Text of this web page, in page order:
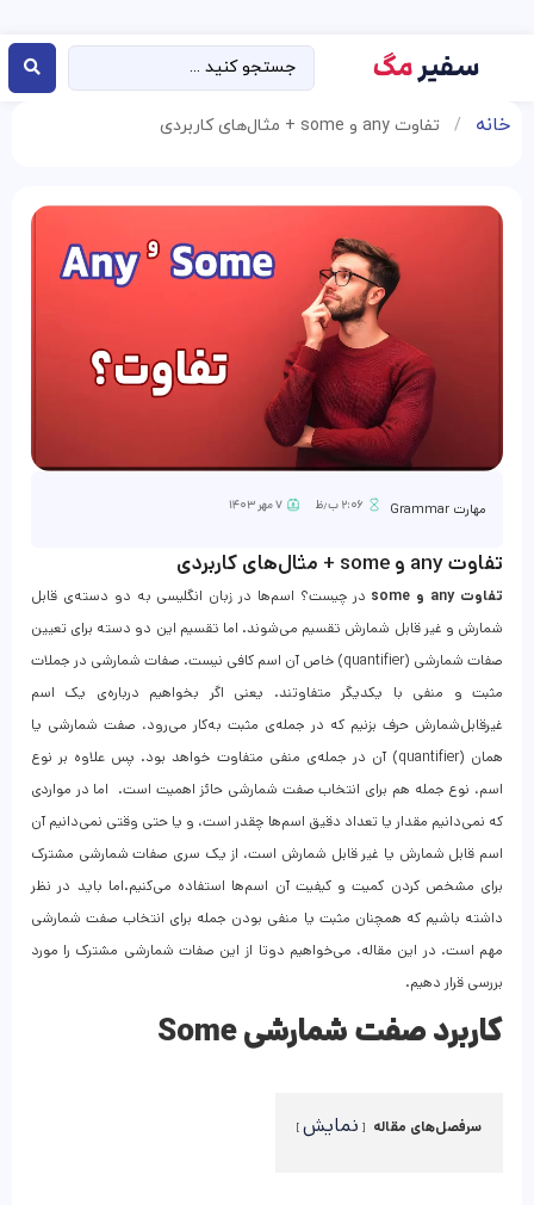
خانه / تفاوت any و some + مثال‌های کاربردی
مهارت Grammar ۲:۰۶ ب٫ظ ۷ مهر ۱۴۰۳
تفاوت any و some + مثال‌های کاربردی
تفاوت any و some
در چیست؟ اسم‌ها در زبان انگلیسی به دو دسته‌ی قابل‌
شمارش و غیر‌ قابل‌ شمارش تقسیم می‌شوند. اما تقسیم این دو دسته برای تعیین
صفات شمارشی (quantifier) خاص آن اسم کافی نیست. صفات شمارشی در جملات
مثبت و منفی با یکدیگر متفاوتند. یعنی اگر بخواهیم درباره‌ی یک اسم
غیر‌قابل‌شمارش حرف بزنیم که در جمله‌ی مثبت به‌کار می‌رود، صفت شمارشی یا
همان (quantifier) آن در جمله‌ی منفی متفاوت خواهد بود. پس علاوه‌ بر نوع
اسم، نوع جمله هم برای انتخاب صفت شمارشی حائز اهمیت است. اما در مواردی
که نمی‌دانیم مقدار یا تعداد دقیق اسم‌ها چقدر است، و یا حتی وقتی نمی‌دانیم آن
اسم قابل‌ شمارش یا غیر قابل‌ شمارش است، از یک سری صفات شمارشی مشترک
برای مشخص کردن کمیت و کیفیت آن اسم‌ها استفاده می‌کنیم.اما باید در نظر
داشته باشیم که همچنان مثبت یا منفی بودن جمله برای انتخاب صفت شمارشی
مهم است. در این مقاله، می‌خواهیم دوتا از این صفات شمارشی مشترک را مورد
بررسی قرار دهیم.
کاربرد صفت شمارشی Some
سرفصل‌های مقاله نمایش